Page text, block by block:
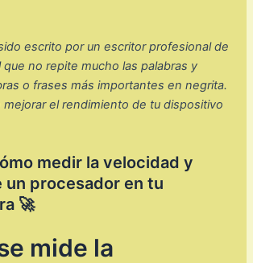
escrito por un escritor profesional de
no repite mucho las palabras y
o frases más importantes en negrita.
mejorar el rendimiento de tu dispositivo
medir la velocidad y
un procesador en tu
🚀
mide la